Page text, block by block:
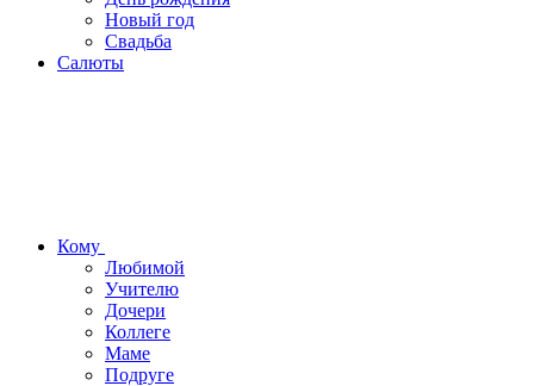
Новый год
Свадьба
Салюты
Кому
Любимой
Учителю
Дочери
Коллеге
Маме
Подруге